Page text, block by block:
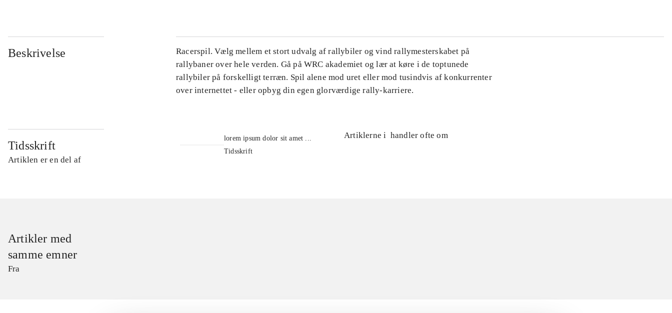
Beskrivelse
Racerspil. Vælg mellem et stort udvalg af rallybiler og vind rallymesterskabet på
rallybaner over hele verden. Gå på WRC akademiet og lær at køre i de toptunede
rallybiler på forskelligt terræn. Spil alene mod uret eller mod tusindvis af konkurrenter
over internettet - eller opbyg din egen glorværdige rally-karriere.
Tidsskrift
Artiklen er en del af
lorem ipsum dolor sit amet ...
Tidsskrift
Artiklerne i handler ofte om
Artikler med
samme emner
Fra